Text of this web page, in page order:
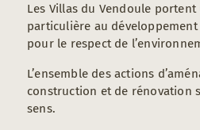
Les Villas du Vendoule
particulière au développement
pour le respect de
L’ensemble des actions
construction et de rénovation
sens.